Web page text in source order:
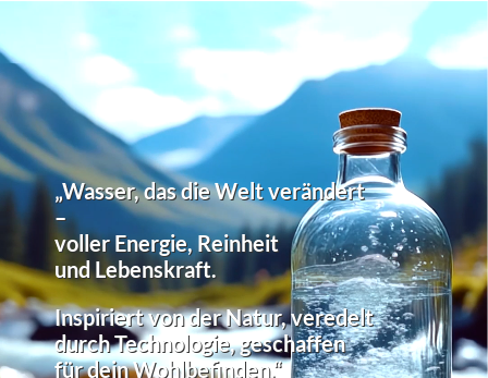
„Wasser, das die Welt verändert
–
voller Energie, Reinheit
und Lebenskraft.
Inspiriert von der Natur, veredelt
durch Technologie, geschaffen
für dein Wohlbefinden.“